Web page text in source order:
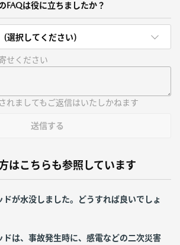
FAQは役に立ちましたか？
(選択してください)
せください
れましてもご返信はいたしかねます
送信する
はこちらも参照しています
ドが水没しました。どうすれば良いでしょ
ドは、事故発生時に、感電などの二次災害